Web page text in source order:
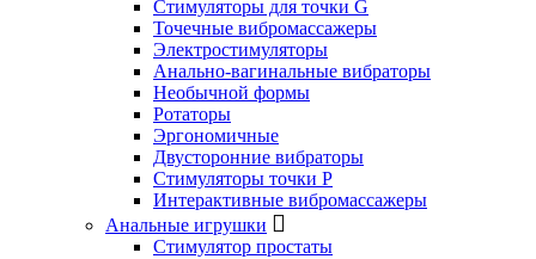
Стимуляторы для точки G
Точечные вибромассажеры
Электростимуляторы
Анально-вагинальные вибраторы
Необычной формы
Ротаторы
Эргономичные
Двусторонние вибраторы
Стимуляторы точки P
Интерактивные вибромассажеры
Анальные игрушки
Стимулятор простаты